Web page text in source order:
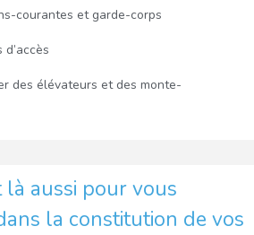
courantes et garde-corps
des élévateurs et des monte-
là aussi pour vous
la constitution de vos